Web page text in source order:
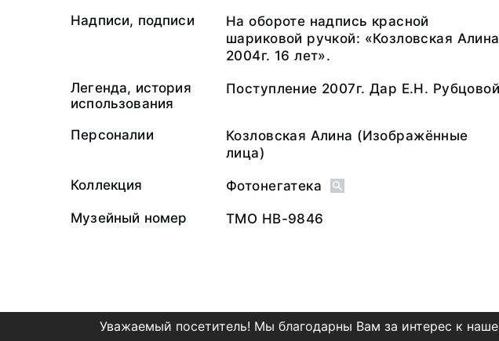
Надписи, подписи
На обороте надпись красной
шариковой ручкой: «Козловская Алина
2004г. 16 лет».
Легенда, история
использования
Поступление 2007г. Дар Е.Н.
Персоналии Козловская Алина (Изображённые
лица)
Коллекция Фотонегатека
Музейный номер ТМО НВ-9846
Уважаемый посетитель! Мы благодарны Вам за интерес к